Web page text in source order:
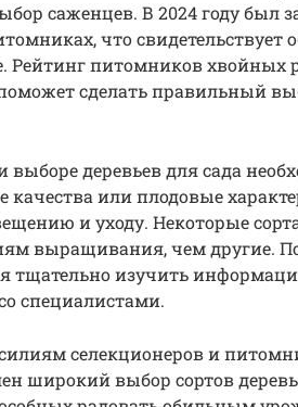
саженцев. В 2024 году был
что свидетельствует
Рейтинг питомников хвойных
сделать правильный
деревьев для сада
качества или плодовые
и уходу. Некоторые
выращивания, чем другие.
тщательно изучить
специалистами.
селекционеров и
широкий выбор сортов